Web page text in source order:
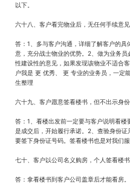
以下。
六十八、客户看完物业后，无任何手续意
答：1、多与客户沟通，详细了解客户的
意，充分战士物业的优势。2、做为业务
性建设性的意见，如果发现该物业不适合
户我是 更 优秀、 更 专业的业务员，一定
生整理
六十九、客户愿意签看楼书，但不出示身
答：1、看楼出发前一定要与客户说明看
是成交后，开始履行承诺。2、查验身份
要签下身份证号码。签看楼书也是对我们服
七十、客户以公司名义购房，个人签看楼
答：拿看楼书到客户公司盖章后才能看房。